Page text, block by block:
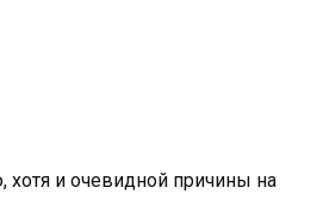
и очевидной причины на